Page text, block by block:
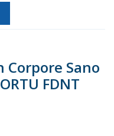
Corpore Sano
FDNT